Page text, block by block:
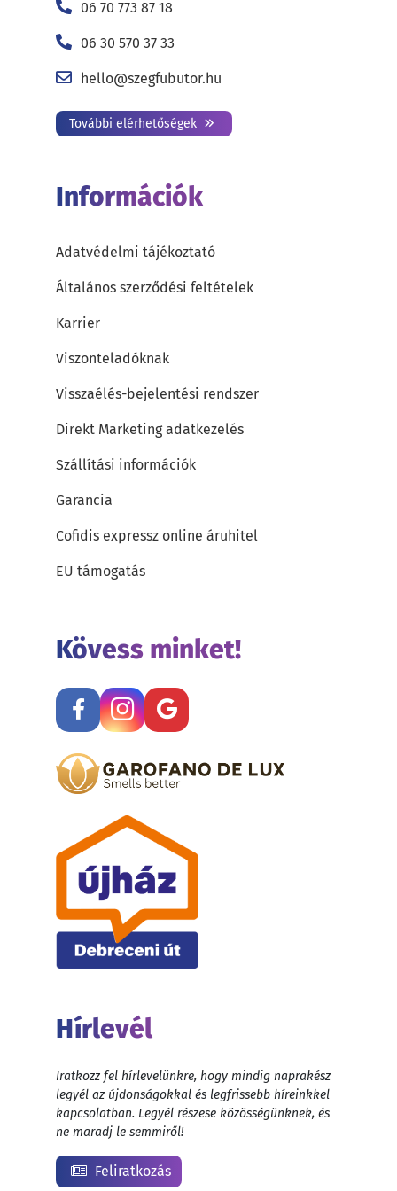
06 70 773 87 18
06 30 570 37 33
hello@szegfubutor.hu
További elérhetőségek
Információk
Adatvédelmi tájékoztató
Általános szerződési feltételek
Karrier
Viszonteladóknak
Visszaélés-bejelentési rendszer
Direkt Marketing adatkezelés
Szállítási információk
Garancia
Cofidis expressz online áruhitel
EU támogatás
Kövess minket!
Hírlevél
Iratkozz fel hírlevelünkre, hogy mindig naprakész
legyél az újdonságokkal és legfrissebb híreinkkel
kapcsolatban. Legyél részese közösségünknek, és
ne maradj le semmiről!
Feliratkozás